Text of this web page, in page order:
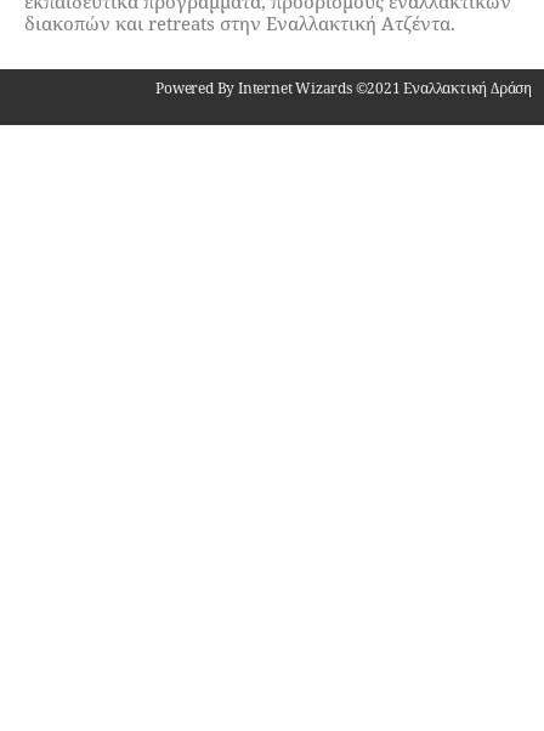
διακοπών και retreats στην Εναλλακτική Ατζέντα.
Powered By Internet Wizards ©2021 Εναλλακτική Δράση